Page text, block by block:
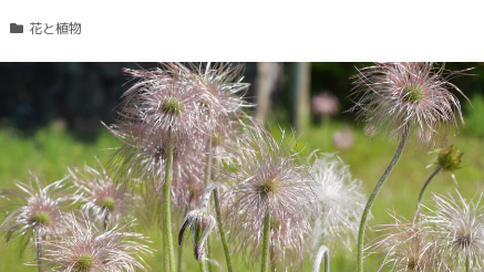
花と植物